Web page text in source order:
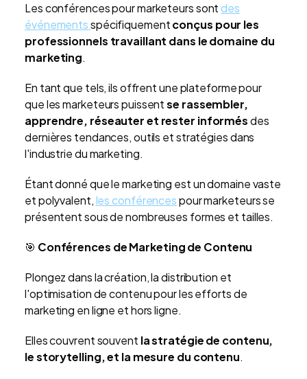
Les conférences pour marketeurs sontdes
événementsspécifiquementconçus pour les
professionnels travaillant dans le domaine du
marketing.
En tant que tels, ils offrent une plateforme pour
que les marketeurs puissentse rassembler,
apprendre, réseauter et rester informésdes
dernières tendances, outils et stratégies dans
l'industrie du marketing.
Étant donné que le marketing est un domaine vaste
et polyvalent,les conférencespour marketeurs se
présentent sous de nombreuses formes et tailles.
🎯 Conférences de Marketing de Contenu
Plongez dans la création, la distribution et
l'optimisation de contenu pour les efforts de
marketing en ligne et hors ligne.
Elles couvrent souvent la stratégie de contenu,
le storytelling, et la mesure du contenu.